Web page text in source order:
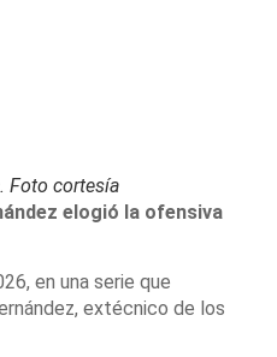
Foto cortesía
elogió la ofensiva
en una serie que
extécnico de los